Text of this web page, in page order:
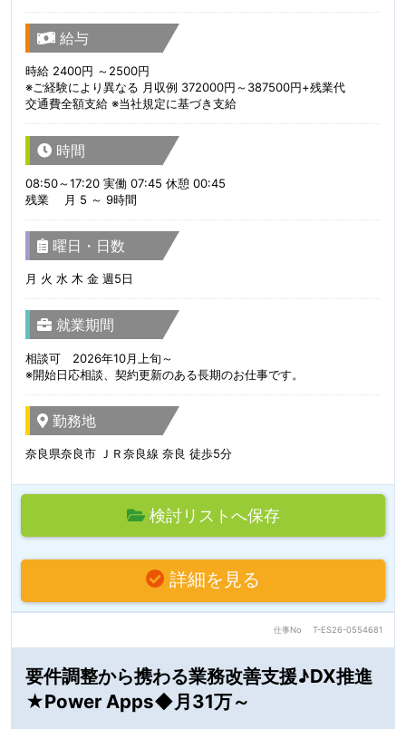
給与
時給 2400円 ～2500円
※ご経験により異なる 月収例 372000円～387500円+残業代
交通費全額支給 ※当社規定に基づき支給
時間
08:50～17:20 実働 07:45 休憩 00:45
残業 月 5 ～ 9時間
曜日・日数
月 火 水 木 金 週5日
就業期間
相談可 2026年10月上旬～
※開始日応相談、契約更新のある長期のお仕事です。
勤務地
奈良県奈良市 ＪＲ奈良線 奈良 徒歩5分
検討リストへ保存
詳細を見る
仕事No T-ES26-0554681
要件調整から携わる業務改善支援♪DX推進
★Power Apps◆月31万～